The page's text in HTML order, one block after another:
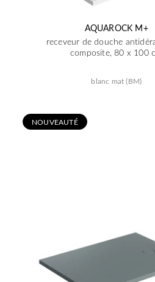
AQUAROCK M+
receveur de douche
composite, 80 x 100
blanc mat (BM)
NOUVEAUTÉ